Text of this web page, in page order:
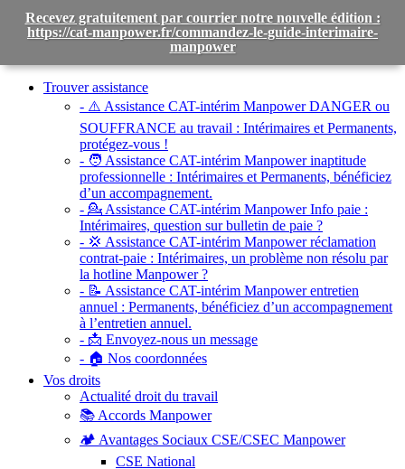
Toggle
navigationTrouver assistance
- ⚠️ Assistance CAT-intérim Manpower DANGER ou
SOUFFRANCE au travail : Intérimaires et Permanents,
protégez-vous !
- 🧑 Assistance CAT-intérim Manpower inaptitude
professionnelle : Intérimaires et Permanents, bénéficiez
d’un accompagnement.
- 💁 Assistance CAT-intérim Manpower Info paie :
Intérimaires, question sur bulletin de paie ?
- 💢 Assistance CAT-intérim Manpower réclamation
contrat-paie : Intérimaires, un problème non résolu par
la hotline Manpower ?
- 📝 Assistance CAT-intérim Manpower entretien
annuel : Permanents, bénéficiez d’un accompagnement
à l’entretien annuel.
- 📩 Envoyez-nous un message
- 🏠 Nos coordonnées
Vos droits
Actualité droit du travail
📚 Accords Manpower
🏕️ Avantages Sociaux CSE/CSEC Manpower
CSE National
Recevez gratuitement par courrier notre nouvelle édition :
https://cat-manpower.fr/commandez-le-guide-interimaire-
manpower